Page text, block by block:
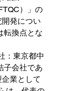
）」の
発につい
転換点とな
：東京都中
子会社であ
業として